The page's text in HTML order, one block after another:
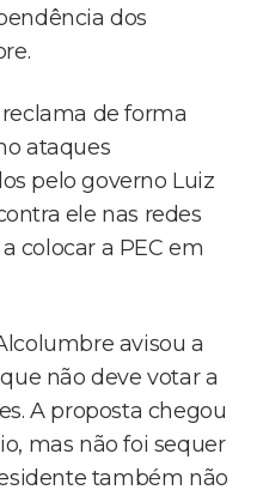
dos
de forma
ataques
pelo governo Luiz
ele nas redes
colocar a PEC em
avisou a
não deve votar a
A proposta chegou
mas não foi sequer
também não